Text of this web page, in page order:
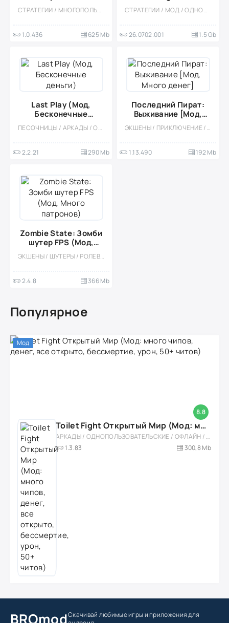
СТРАТЕГИИ / МНОГОПОЛЬЗОВАТЕЛЬСКАЯ / СОРЕВНОВАТЕЛЬНАЯ / СТИЛИЗАЦИЯ / МОД / ЗОМБИ
1.0.436 625 Mb
СТРАТЕГИИ / МОД / ОДНОПОЛЬЗОВАТЕЛЬСКИЕ / СТИЛИЗАЦИЯ / ОФЛАЙН / ВИД СБОКУ / АПОКАЛИПСИС / ВЫЖИВАНИЕ / ВСТРОЕННЫЙ КЕШ
26.0702.001 1.5 Gb
Last Play (Мод,
Бесконечные
деньги)
ПЕСОЧНИЦЫ / АРКАДЫ / ОДНОПОЛЬЗОВАТЕЛЬСКИЕ / МОД / ОФЛАЙН / ГОЛОВОЛОМКИ / ФИЗИКА / КАЗУАЛЬНЫЕ / СТИЛИЗАЦИЯ / ВСТРОЕННЫЙ КЕШ / ВИД СБОКУ / ИНДИ / ВЕСЁЛАЯ
2.2.21 290 Mb
Последний Пират:
Выживание [Мод,
Много денег]
ЭКШЕНЫ / ПРИКЛЮЧЕНИЕ / ВЫЖИВАНИЕ / ОФЛАЙН / СТИЛИЗАЦИЯ / ОДНОПОЛЬЗОВАТЕЛЬСКИЕ / КАЗУАЛЬНЫЕ / 3D / ОТКРЫТЫЙ МИР / ЗОМБИ / ПИРАТЫ / БОЛЬШАЯ / ВСТРОЕННЫЙ КЕШ / ФЭНТЕЗИ / МОД
1.13.490 192 Mb
Zombie State: Зомби
шутер FPS (Мод,
Много патронов)
ЭКШЕНЫ / ШУТЕРЫ / РОЛЕВЫЕ / ПРИКЛЮЧЕНИЕ / ОДНОПОЛЬЗОВАТЕЛЬСКИЕ / СТИЛИЗАЦИЯ / ЗОМБИ / РОГАЛИК / ОТ ПЕРВОГО ЛИЦА / МОД / ВСТРОЕННЫЙ КЕШ / 3D / БОЛЬШАЯ
2.4.8 366 Mb
Популярное
8.8
Мод
Toilet Fight Открытый Мир (Мод: много чипов, денег, все открыто, бессмертие, урон, 50+ читов)
АРКАДЫ / ОДНОПОЛЬЗОВАТЕЛЬСКИЕ / ОФЛАЙН / МОД / РОЛЕВЫЕ / ШУТЕРЫ / ОТКРЫТЫЙ МИР / ВСТРОЕННЫЙ КЕШ / 3D / ЭКШЕНЫ / ТУАЛЕТНЫЕ ВОЙНЫ / ДЛЯ ДЕТЕЙ
1.3.83
300,8 Mb
BROmodСкачивай любимые игрыи приложения для